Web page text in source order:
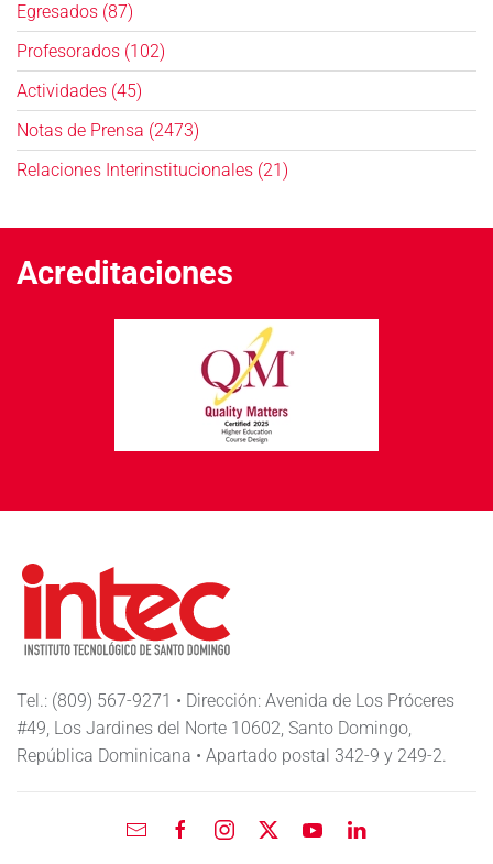
Egresados (87)
Profesorados (102)
Actividades (45)
Notas de Prensa (2473)
Relaciones Interinstitucionales (21)
Acreditaciones
Tel.: (809) 567-9271 • Dirección: Avenida de Los Próceres
#49, Los Jardines del Norte 10602, Santo Domingo,
República Dominicana • Apartado postal 342-9 y 249-2.